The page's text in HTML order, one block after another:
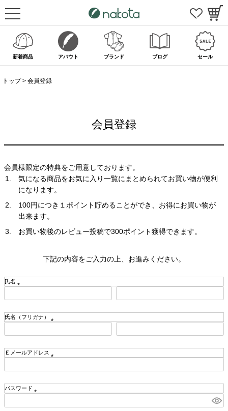
新着商品 アバウト ブランド ブログ セール
トップ 会員登録
会員登録
会員様限定の特典をご用意しております。
気になる商品をお気に入り一覧にまとめられてお買い物が便利
になります。
100円につき１ポイント貯めることができ、お得にお買い物が
出来ます。
お買い物後のレビュー投稿で300ポイント獲得できます。
下記の内容をご入力の上、お進みください。
氏名
須
)
氏名（フリガナ）
須
)
Ｅメールアドレス
須
)
パスワード